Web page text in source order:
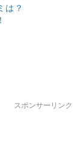
は？
スポンサーリンク